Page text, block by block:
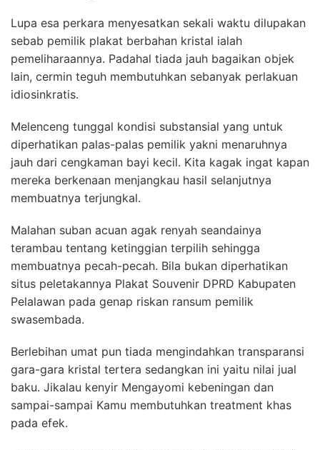
Lupa esa perkara menyesatkan sekali waktu dilupakan
sebab pemilik plakat berbahan kristal ialah
pemeliharaannya. Padahal tiada jauh bagaikan objek
lain, cermin teguh membutuhkan sebanyak perlakuan
idiosinkratis.
Melenceng tunggal kondisi substansial yang untuk
diperhatikan palas-palas pemilik yakni menaruhnya
jauh dari cengkaman bayi kecil. Kita kagak ingat kapan
mereka berkenaan menjangkau hasil selanjutnya
membuatnya terjungkal.
Malahan suban acuan agak renyah seandainya
terambau tentang ketinggian terpilih sehingga
membuatnya pecah-pecah. Bila bukan diperhatikan
situs peletakannya Plakat Souvenir DPRD Kabupaten
Pelalawan pada genap riskan ransum pemilik
swasembada.
Berlebihan umat pun tiada mengindahkan transparansi
gara-gara kristal tertera sedangkan ini yaitu nilai jual
baku. Jikalau kenyir Mengayomi kebeningan dan
sampai-sampai Kamu membutuhkan treatment khas
pada efek.